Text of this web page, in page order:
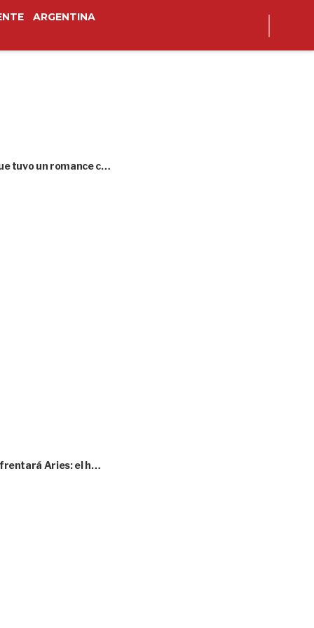
ARGENTINA
tuvo un romance c…
Aries: el h…